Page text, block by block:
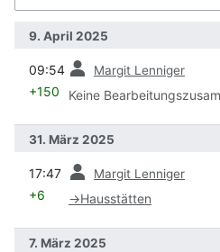
9. April 2025
09:54 Margit Lenniger
+150 Keine
31. März 2025
17:47 Margit Lenniger
+6 →Hausstätten
7. März 2025